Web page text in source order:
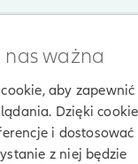
ważna
aby zapewnić
Dzięki cookie
i dostosować
z niej będzie